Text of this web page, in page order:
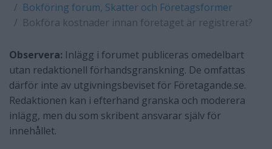
Bokföring forum, Skatter och Företagsformer
Bokföra kostnader innan företaget är registrerat?
Observera: Inlägg i forumet publiceras omedelbart
utan redaktionell förhandsgranskning. De omfattas
därför inte av utgivningsbeviset för Företagande.se.
Redaktionen kan i efterhand granska och moderera
inlägg, men du som skribent ansvarar själv för
innehållet.